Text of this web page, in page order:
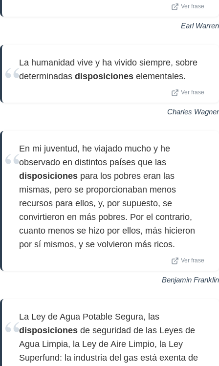
Ver frase
Earl Warren
La humanidad vive y ha vivido siempre, sobre
determinadas disposiciones elementales.
Ver frase
Charles Wagner
En mi juventud, he viajado mucho y he
observado en distintos países que las
disposiciones para los pobres eran las
mismas, pero se proporcionaban menos
recursos para ellos, y, por supuesto, se
convirtieron en más pobres. Por el contrario,
cuanto menos se hizo por ellos, más hicieron
por sí mismos, y se volvieron más ricos.
Ver frase
Benjamin Franklin
La Ley de Agua Potable Segura, las
disposiciones de seguridad de las Leyes de
Agua Limpia, la Ley de Aire Limpio, la Ley
Superfund: la industria del gas está exenta de